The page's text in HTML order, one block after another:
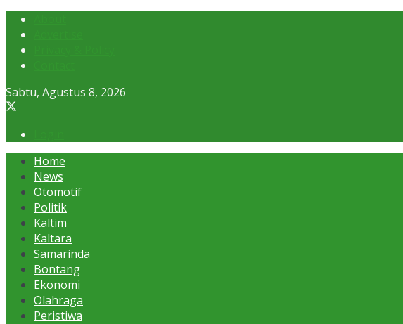
Sabtu, Agustus 8, 2026
Home
News
Otomotif
Politik
Kaltim
Kaltara
Samarinda
Bontang
Ekonomi
Olahraga
Peristiwa